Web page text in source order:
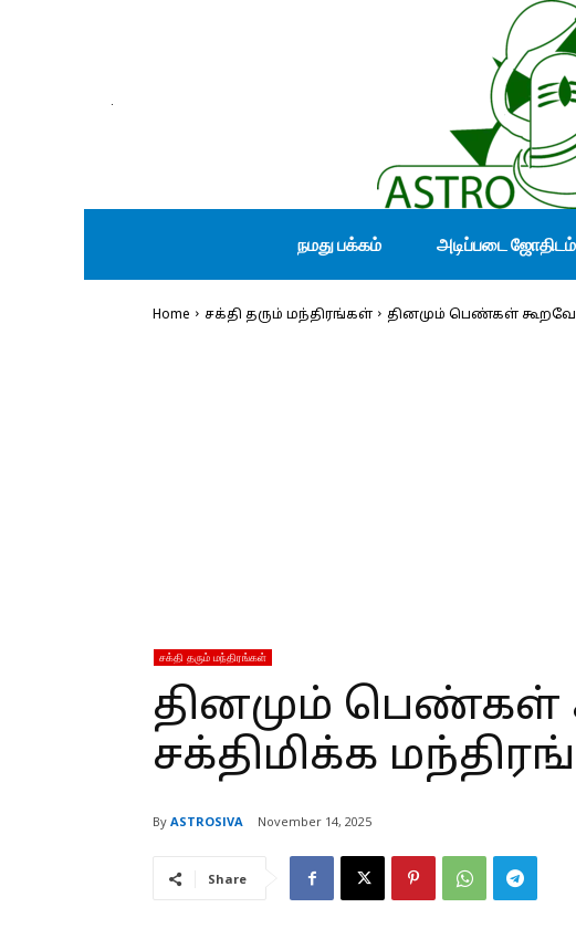
நமது பக்கம் அடிப்படை ஜோதிடம்
Home சக்தி தரும் மந்திரங்கள் தினமும் பெண்கள்
சக்தி தரும் மந்திரங்கள்
தினமும் பெண்கள்
சக்திமிக்க
By ASTROSIVA November 14, 2025
Share